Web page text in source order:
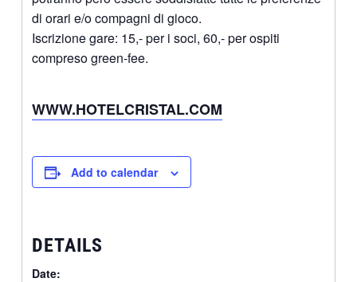
di orari e/o compagni di gioco.
Iscrizione gare: 15,- per i soci, 60,- per ospiti
compreso green-fee.
WWW.HOTELCRISTAL.COM
Add to calendar
DETAILS
Date: